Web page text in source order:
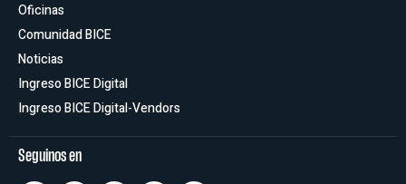
Oficinas
Comunidad BICE
Noticias
Ingreso BICE Digital
Ingreso BICE Digital-Vendors
Seguinos en